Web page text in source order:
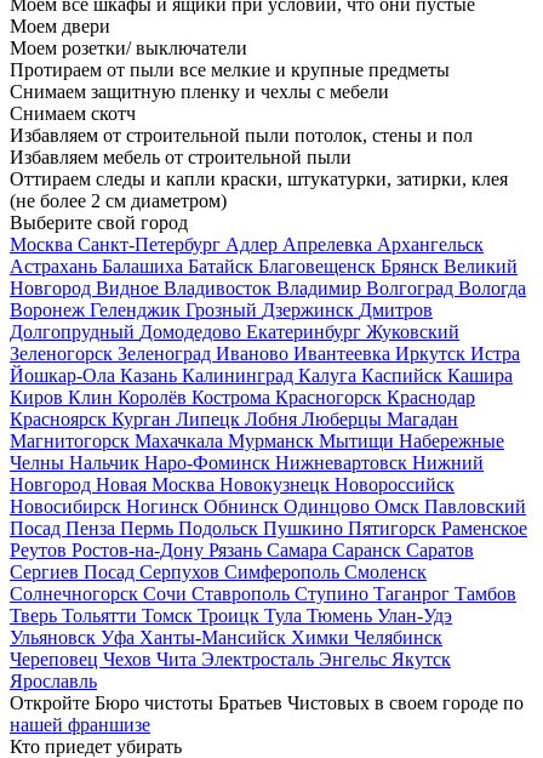
Моем все шкафы и ящики при условии, что они пустые
Моем двери
Моем розетки/ выключатели
Протираем от пыли все мелкие и крупные предметы
Снимаем защитную пленку и чехлы с мебели
Снимаем скотч
Избавляем от строительной пыли потолок, стены и пол
Избавляем мебель от строительной пыли
Оттираем следы и капли краски, штукатурки, затирки, клея
(не более 2 см диаметром)
Выберите свой город
Москва Санкт-Петербург Адлер Апрелевка Архангельск
Астрахань Балашиха Батайск Благовещенск Брянск Великий
Новгород Видное Владивосток Владимир Волгоград Вологда
Воронеж Геленджик Грозный Дзержинск Дмитров
Долгопрудный Домодедово Екатеринбург Жуковский
Зеленогорск Зеленоград Иваново Ивантеевка Иркутск Истра
Йошкар-Ола Казань Калининград Калуга Каспийск Кашира
Киров Клин Королёв Кострома Красногорск Краснодар
Красноярск Курган Липецк Лобня Люберцы Магадан
Магнитогорск Махачкала Мурманск Мытищи Набережные
Челны Нальчик Наро-Фоминск Нижневартовск Нижний
Новгород Новая Москва Новокузнецк Новороссийск
Новосибирск Ногинск Обнинск Одинцово Омск Павловский
Посад Пенза Пермь Подольск Пушкино Пятигорск Раменское
Реутов Ростов-на-Дону Рязань Самара Саранск Саратов
Сергиев Посад Серпухов Симферополь Смоленск
Солнечногорск Сочи Ставрополь Ступино Таганрог Тамбов
Тверь Тольятти Томск Троицк Тула Тюмень Улан-Удэ
Ульяновск Уфа Ханты-Мансийск Химки Челябинск
Череповец Чехов Чита Электросталь Энгельс Якутск
Ярославль
Откройте Бюро чистоты Братьев Чистовых в своем городе по
нашей франшизе
Кто приедет убирать